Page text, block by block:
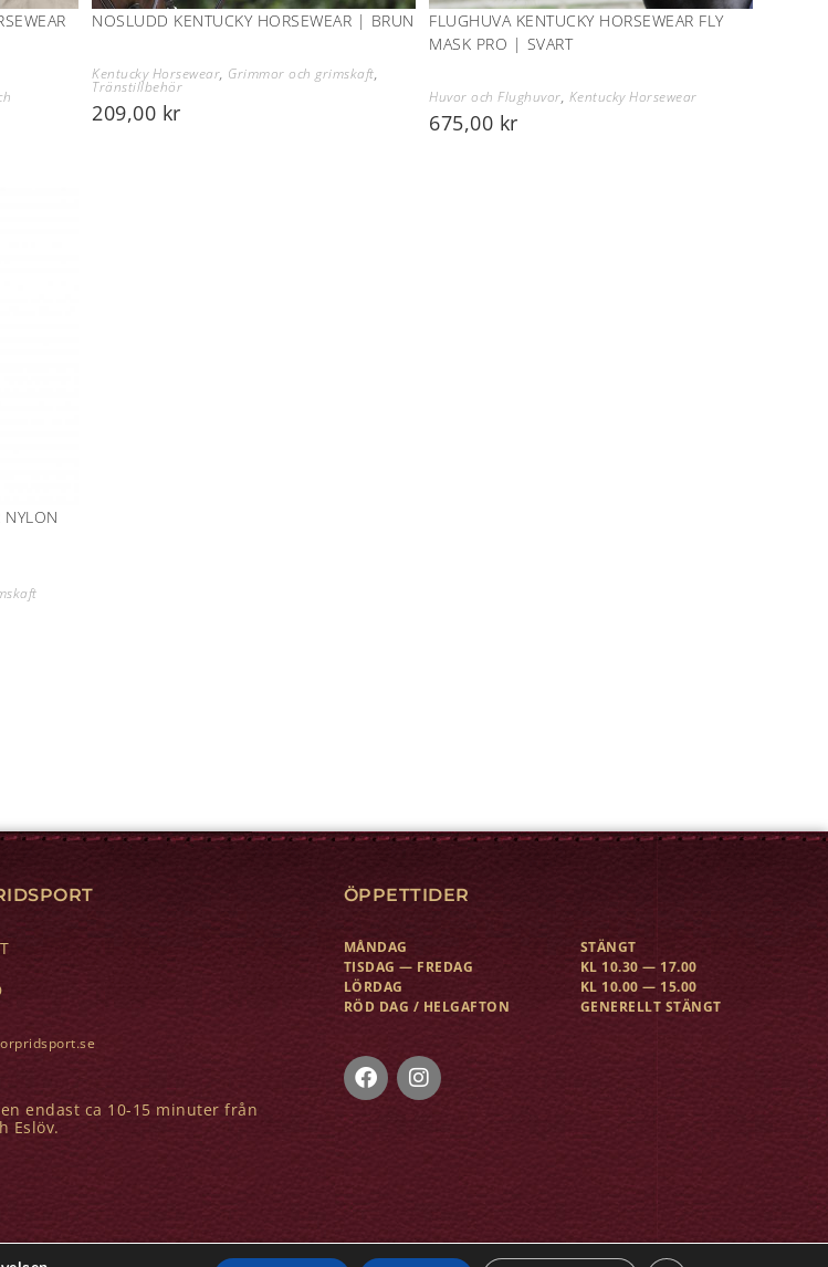
NOSLUDD KENTUCKY HORSEWEAR | BRUN
Kentucky Horsewear, Grimmor och grimskaft,
Tränstillbehör
209,00 kr
FLUGHUVA KENTUCKY HORSEWEAR FLY
MASK PRO | SVART
Huvor och Flughuvor, Kentucky Horsewear
675,00 kr
NYLON
endast ca 10-15 minuter från
Eslöv.
ÖPPETTIDER
MÅNDAG
TISDAG — FREDAG
LÖRDAG
RÖD DAG / HELGAFTON
STÄNGT
KL 10.30 — 17.00
KL 10.00 — 15.00
GENERELLT STÄNGT